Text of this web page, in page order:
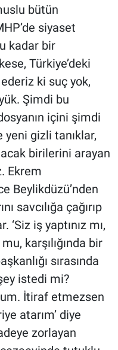
bütün
siyaset
kadar bir
Türkiye’deki
ki suç yok,
Şimdi bu
içini şimdi
gizli tanıklar,
birilerini arayan
Ekrem
Beylikdüzü’nden
savcılığa çağırıp
‘Siz iş yaptınız mı,
karşılığında bir
sırasında
istedi mi?
İtiraf etmezsen
atarım’ diye
zorlayan